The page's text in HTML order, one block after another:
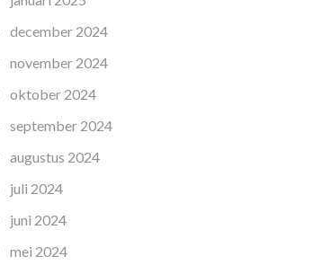
december 2024
november 2024
oktober 2024
september 2024
augustus 2024
juli 2024
juni 2024
mei 2024